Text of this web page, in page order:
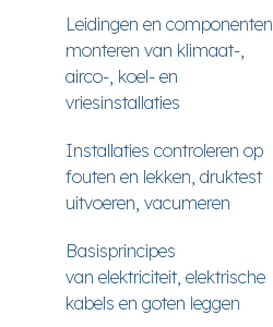
Leidingen en componenten
monteren van klimaat-,
airco-, koel- en
vriesinstallaties
Installaties controleren op
fouten en lekken, druktest
uitvoeren, vacumeren
Basisprincipes
van elektriciteit, elektrische
kabels en goten leggen